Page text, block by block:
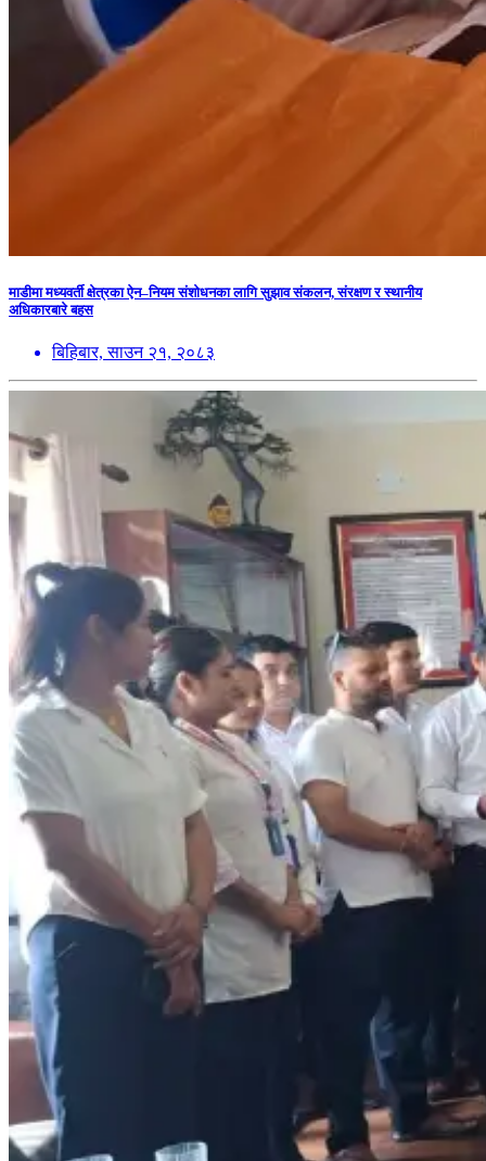
माडीमा मध्यवर्ती क्षेत्रका ऐन–नियम संशोधनका लागि सुझाव संकलन, संरक्षण र स्थानीय
अधिकारबारे बहस
बिहिबार, साउन २१, २०८३